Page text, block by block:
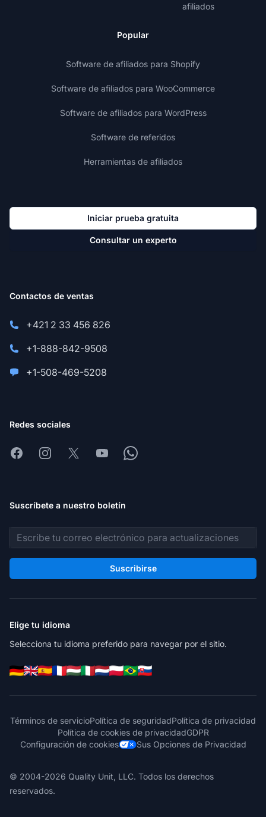
afiliados
Popular
Software de afiliados para Shopify
Software de afiliados para WooCommerce
Software de afiliados para WordPress
Software de referidos
Herramientas de afiliados
Iniciar prueba gratuita
Consultar un experto
Contactos de ventas
+421 2 33 456 826
+1-888-842-9508
+1-508-469-5208
Redes sociales
FacebookInstagram
X YoutubeWhatsapp
Suscríbete a nuestro boletín
Dirección de correo electrónico
Suscribirse
Elige tu idioma
Selecciona tu idioma preferido para navegar por el sitio.
Términos de servicioPolítica de seguridadPolítica de privacidad
Política de cookies de privacidadGDPR
Configuración de cookies
Sus Opciones de Privacidad
© 2004-2026 Quality Unit, LLC. Todos los derechos
reservados.